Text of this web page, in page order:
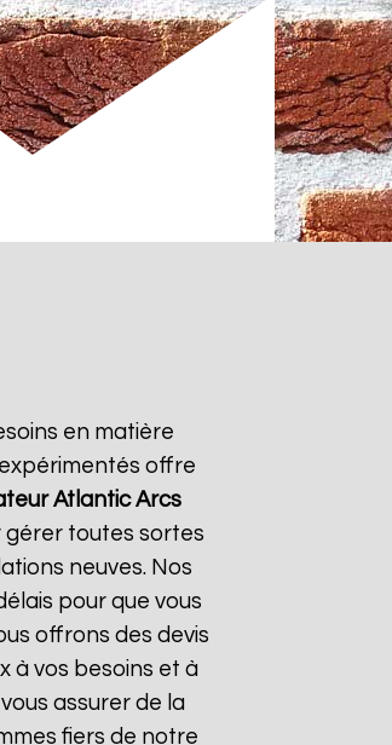
en matière
offre
Atlantic Arcs
gérer toutes sortes
neuves. Nos
pour que vous
offrons des devis
à vos besoins et à
assurer de la
fiers de notre